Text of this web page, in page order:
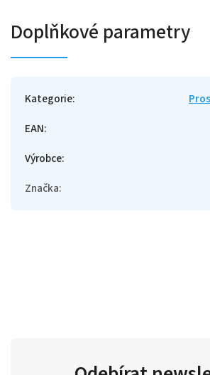
Doplňkové parametry
Kategorie:
EAN:
Výrobce:
Značka: